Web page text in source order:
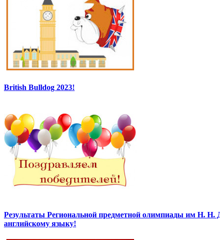
British Bulldog 2023!
Результаты Региональной предметной олимпиады им Н. Н.
английскому языку!